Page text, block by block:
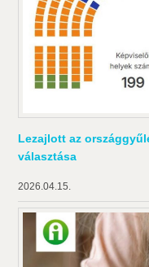
Lezajlott az
választása
2026.04.15.